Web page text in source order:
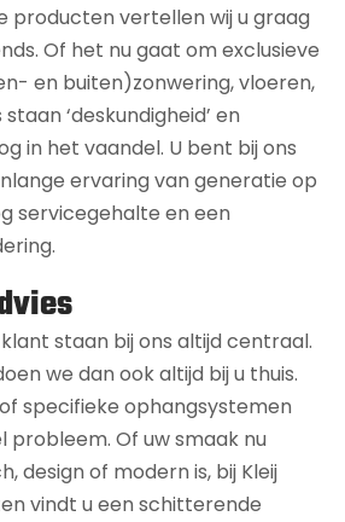
producten vertellen wij u graag
Of het nu gaat om exclusieve
en buiten)zonwering, vloeren,
‘deskundigheid’ en
in het vaandel. U bent bij ons
ervaring van generatie op
servicegehalte en een
staan bij ons altijd centraal.
we dan ook altijd bij u thuis.
specifieke ophangsystemen
probleem. Of uw smaak nu
design of modern is, bij Kleij
vindt u een schitterende